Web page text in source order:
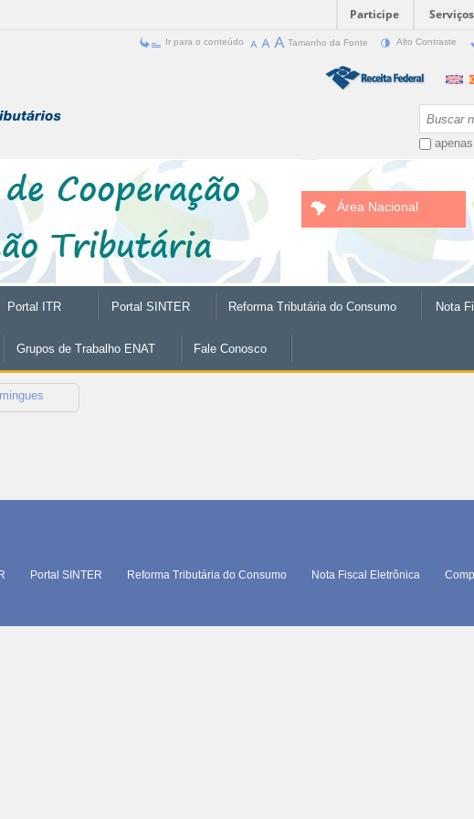
Participe Serviços
Ir para o conteúdo Tamanho da Fonte Alto Contraste
Área Nacional
Portal ITR Portal SINTER Reforma Tributária do Consumo Nota
Grupos de Trabalho ENAT Fale Conosco
Portal SINTER Reforma Tributária do Consumo Nota Fiscal Eletrônica